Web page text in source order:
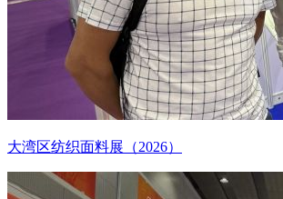
大湾区纺织面料展（2026）